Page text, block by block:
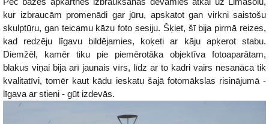
kur izbraucām promenādi gar jūru, apskatot gan virkni saistošu
skulptūru, gan teicamu kāzu foto sesiju. Šķiet, šī bija pirmā reizes,
kad redzēju līgavu bildējamies, koķeti ar kāju apķerot stabu.
Diemžēl, kamēr tiku pie piemērotāka objektīva fotoaparātam,
blakus viņai bija arī jaunais vīrs, līdz ar to kadri vairs nesanāca tik
kvalitatīvi, tomēr kaut kādu ieskatu šajā fotomākslas risinājumā -
līgava ar stieni - gūt izdevās.